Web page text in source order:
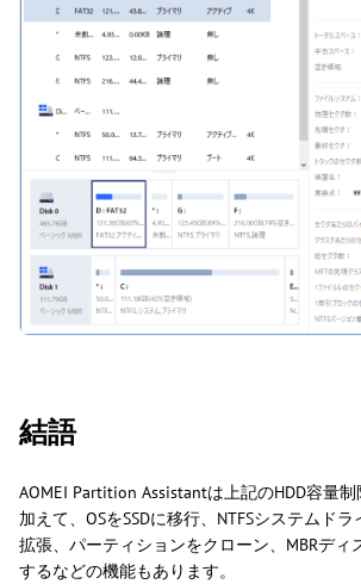
結語
AOMEI Partition Assistantは上記のHDD容量
加えて、OSをSSDに移行、NTFSシステムド
拡張、パーティションをクローン、MBRディ
するなどの機能もあります。